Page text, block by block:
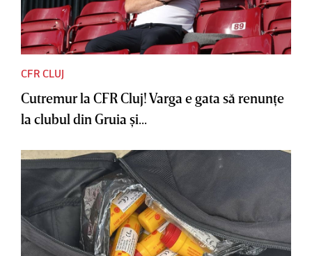
CFR CLUJ
Cutremur la CFR Cluj! Varga e gata să renunţe
la clubul din Gruia şi...